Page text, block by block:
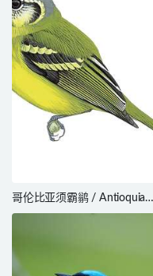
哥伦比亚须霸鹟 / Antioquia
Bristle Tyrant / Pogonotriccus